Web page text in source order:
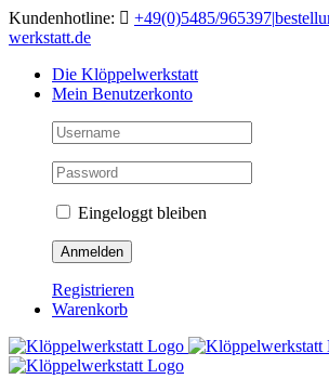
Skip
to
Kundenhotline: +49(0)5485/965397|
werkstatt.de
Die Klöppelwerkstatt
Mein Benutzerkonto
Eingeloggt bleiben
Registrieren
Warenkorb